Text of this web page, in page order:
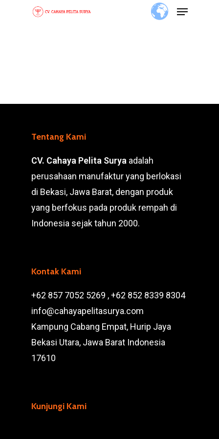
Tentang Kami
CV. Cahaya Pelita Surya adalah
perusahaan manufaktur yang berlokasi
di Bekasi, Jawa Barat, dengan produk
yang berfokus pada produk rempah di
Indonesia sejak tahun 2000.
Kontak Kami
+62 857 7052 5269 , +62 852 8339 8304
info@cahayapelitasurya.com
Kampung Cabang Empat, Hurip Jaya
Bekasi Utara, Jawa Barat Indonesia
17610
Kunjungi Kami